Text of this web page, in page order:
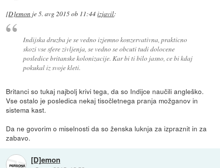
[D]emon je5. avg 2015 ob 11:44izjavil:
Indijska druzba je se vedno izjemno konzervativna, prakticno
skozi vse sfere zivljenja, se vedno se obcuti tudi dolocene
posledice britanske kolonizacije. Kar bi ti bilo jasno, ce bi kdaj
pokukal iz svoje kleti.
Britanci so tukaj najbolj krivi tega, da so Indijce naučili angleško.
Vse ostalo je posledica nekaj tisočletnega pranja možganov in
sistema kast.
Da ne govorim o miselnosti da so ženska luknja za izpraznit in za
zabavo.
[D]emon